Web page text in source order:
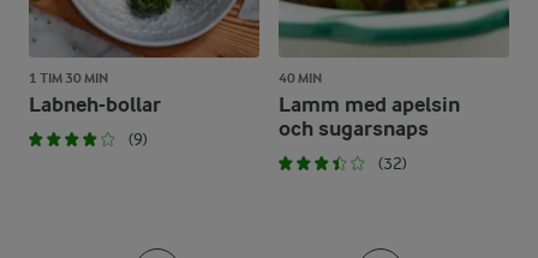
1 TIM 30 MIN
Labneh-bollar
(9)
40 MIN
Lamm med apelsin
och sugarsnaps
(32)